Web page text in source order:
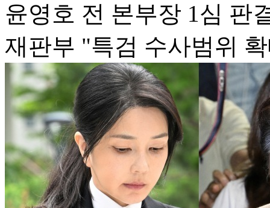
윤영호 전 본부장 1심 판
재판부 "특검 수사범위